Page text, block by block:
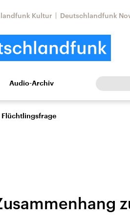
Kultur Deutschlandfunk
Kultur Europa
Iran
Aktuelle Lage und
Audio-Archiv
Flüchtlingsfrage